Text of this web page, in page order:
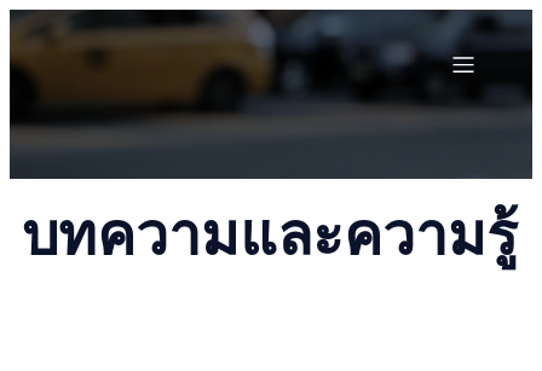
บทความและความรู้